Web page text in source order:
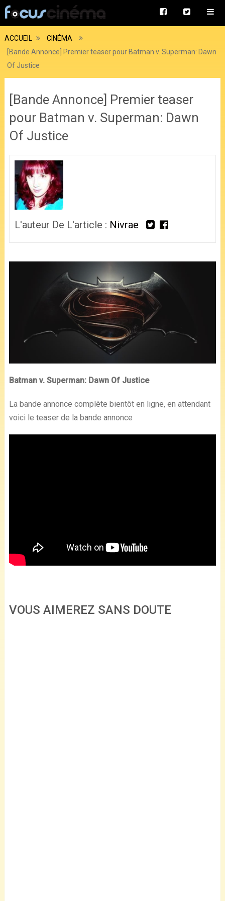
ACCUEIL
CINÉMA
[Bande Annonce] Premier teaser pour Batman v. Superman: Dawn
Of Justice
[Bande Annonce] Premier teaser
pour Batman v. Superman: Dawn
Of Justice
L'auteur De L'article : Nivrae
Batman v. Superman: Dawn Of Justice
La bande annonce complète bientôt en ligne, en attendant
voici le teaser de la bande annonce
VOUS AIMEREZ SANS DOUTE